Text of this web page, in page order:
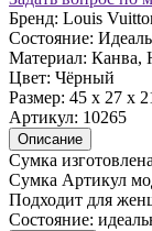
Бренд: Louis
Состояние:
Материал: Канва,
Цвет: Чёрный
Размер: 45 х 27 х
Артикул: 10265
Описание
Сумка
Сумка Артикул
Подходит для
Состояние: